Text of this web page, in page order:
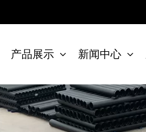
产品展示 新闻中心